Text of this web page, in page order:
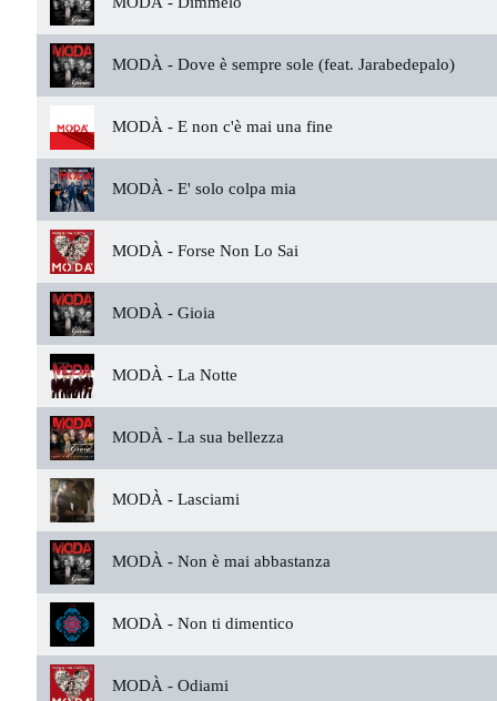
MODÀ - Dove è sempre sole (feat. Jarabedepalo)
MODÀ - E non c'è mai una fine
MODÀ - E' solo colpa mia
MODÀ - Forse Non Lo Sai
MODÀ - Gioia
MODÀ - La Notte
MODÀ - La sua bellezza
MODÀ - Lasciami
MODÀ - Non è mai abbastanza
MODÀ - Non ti dimentico
MODÀ - Odiami